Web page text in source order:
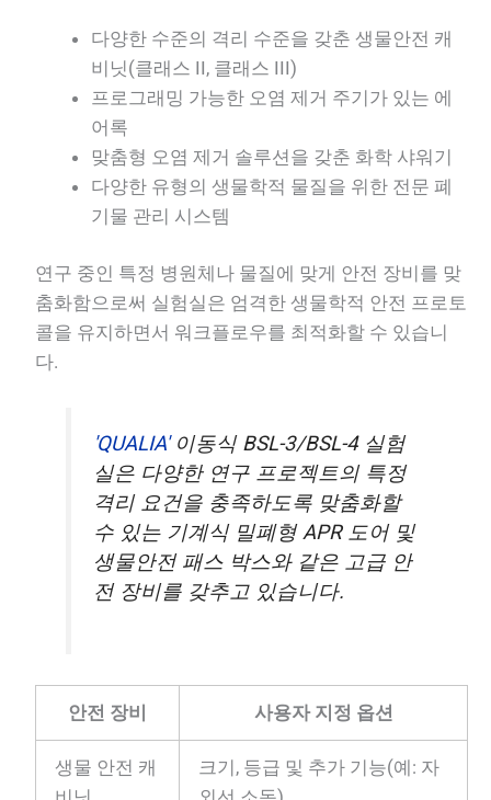
다양한 수준의 격리 수준을 갖춘 생물안전 캐
비닛(클래스 II, 클래스 III)
프로그래밍 가능한 오염 제거 주기가 있는 에
어록
맞춤형 오염 제거 솔루션을 갖춘 화학 샤워기
다양한 유형의 생물학적 물질을 위한 전문 폐
기물 관리 시스템
연구 중인 특정 병원체나 물질에 맞게 안전 장비를 맞
춤화함으로써 실험실은 엄격한 생물학적 안전 프로토
콜을 유지하면서 워크플로우를 최적화할 수 있습니
다.
'QUALIA'이동식 BSL-3/BSL-4 실험
실은 다양한 연구 프로젝트의 특정
격리 요건을 충족하도록 맞춤화할
수 있는 기계식 밀폐형 APR 도어 및
생물안전 패스 박스와 같은 고급 안
전 장비를 갖추고 있습니다.
안전 장비 사용자 지정 옵션
생물 안전 캐
크기, 등급 및 추가 기능(예: 자